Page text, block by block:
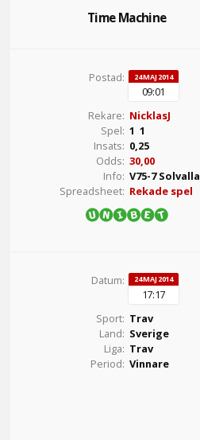
Time Machine
Postad: 24 MAJ 2014
09:01
Rekare: NicklasJ
Spel: 1 1
Insats: 0,25
Odds: 30,00
Info: V75-7 Solvalla
Spreadsheet: Rekade spel
Datum: 24 MAJ 2014
17:17
Sport: Trav
Land: Sverige
Liga: Trav
Period: Vinnare